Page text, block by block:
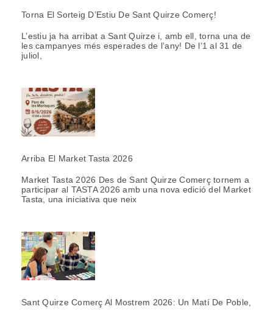
Torna El Sorteig D’Estiu De Sant Quirze Comerç!
L’estiu ja ha arribat a Sant Quirze i, amb ell, torna una de
les campanyes més esperades de l’any! De l’1 al 31 de
juliol,
Arriba El Market Tasta 2026
Market Tasta 2026 Des de Sant Quirze Comerç tornem a
participar al TASTA 2026 amb una nova edició del Market
Tasta, una iniciativa que neix
Sant Quirze Comerç Al Mostrem 2026: Un Matí De Poble,